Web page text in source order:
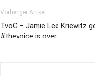
Vorheriger Artikel
TvoG – Jamie Lee Kriewitz
#thevoice is over